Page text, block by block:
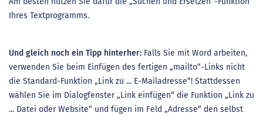
Ihres Textprogramms.
Und gleich noch ein Tipp hinterher: Falls Sie mit Word arbeiten,
verwenden Sie beim Einfügen des fertigen „mailto“-Links nicht
die Standard-Funktion „Link zu ... E-Mailadresse“! Stattdessen
wählen Sie im Dialogfenster „Link einfügen“ die Funktion „Link zu
... Datei oder Website“ und fügen im Feld „Adresse“ den selbst